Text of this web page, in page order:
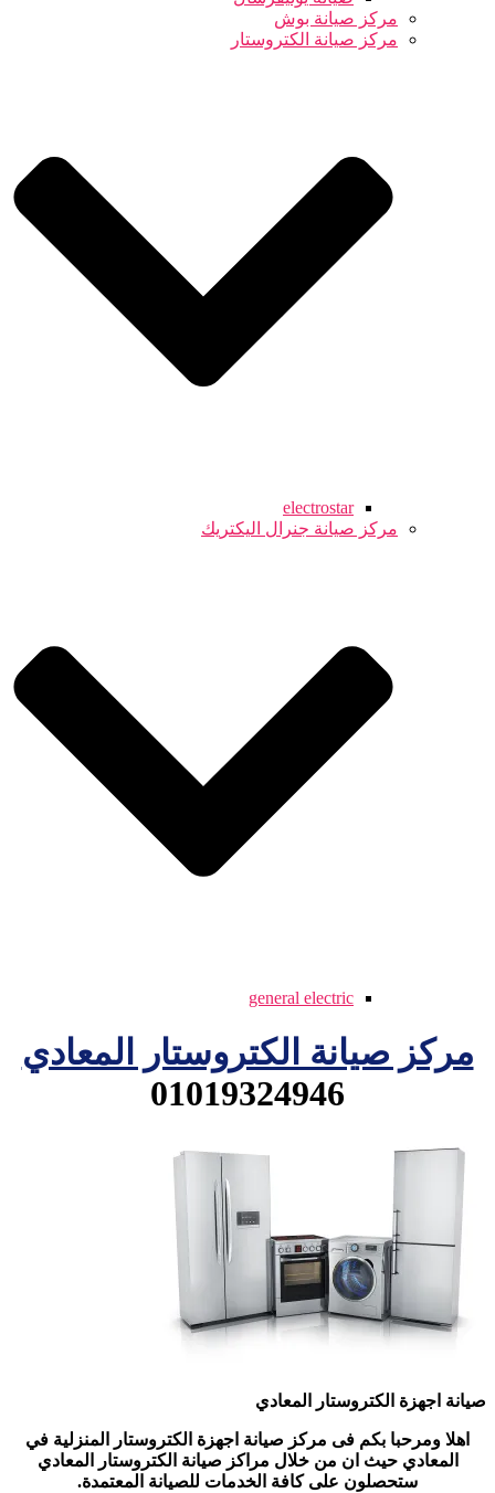
مركز صيانة بوش
مركز صيانة الكتروستار
electrostar
مركز صيانة جنرال اليكتريك
general electric
مركز صيانة الكتروستار المعادي
01019324946
صيانة اجهزة الكتروستار المعادي
اهلا ومرحبا بكم فى مركز صيانة اجهزة الكتروستار المنزلية في
المعادي حيث ان من خلال مراكز صيانة الكتروستار المعادي
ستحصلون على كافة الخدمات للصيانة المعتمدة.